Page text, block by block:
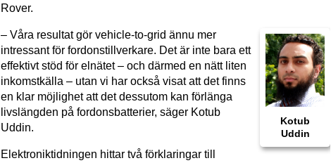
Rover.
Kotub
Uddin
– Våra resultat gör vehicle-to-grid ännu mer
intressant för fordonstillverkare. Det är inte bara ett
effektivt stöd för elnätet – och därmed en nätt liten
inkomstkälla – utan vi har också visat att det finns
en klar möjlighet att det dessutom kan förlänga
livslängden på fordonsbatterier, säger Kotub
Uddin.
Elektroniktidningen hittar två förklaringar till